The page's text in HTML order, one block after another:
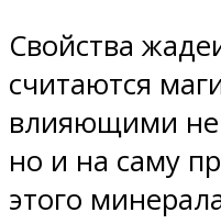
Свойства
считаются
влияющими не
но и на саму
этого